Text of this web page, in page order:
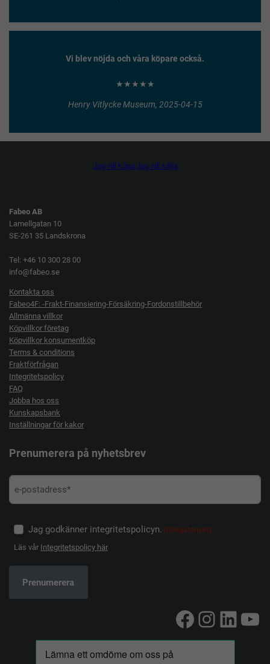
Vi blev nöjda och våra köpare också.
★★★★★
Henry Vitlycke Museum, 2025-04-15
Jag vill köpa Jag vill sälja
Fabeo AB
Lamellgatan 10
SE-261 35 Landskrona
Tel: +46 10 300 28 00
info@fabeo.se
Kontakta oss
Fabeo4F: -Frakt-Finansiering-Försäkring-Fordonstillbehör
Allmänna villkor
Köpvillkor företag
Köpvillkor konsumentköp
Terms & conditions
Fraktförfrågan
Integritetspolicy
FAQ
Jobba hos oss
Kunskapsbank
Inställningar för kakor
Prenumerera på nyhetsbrev
Jag godkänner integritetspolicyn. (Obligatoriskt)
Läs vår Integritetspolicy här
Facebook